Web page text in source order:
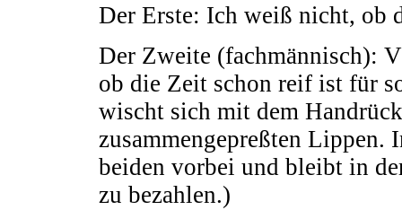
Der Erste: Ich weiß nicht, ob
Der Zweite (fachmännisch):
ob die Zeit schon reif ist für
wischt sich mit dem
zusammengepreßten Lippen.
beiden vorbei und bleibt in
zu bezahlen.)